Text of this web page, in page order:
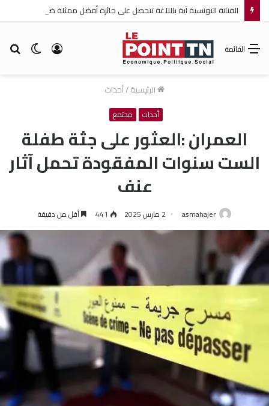
الوضع تسجيل
القائمة
الرئيسية/أحداث
أحداث مجتمع
العمران :العثور على جثة طفلة
الست سنوات المفقودة تحمل آثار
عنف
asmahajer 2 مارس 2025 441 أقل من دقيقة